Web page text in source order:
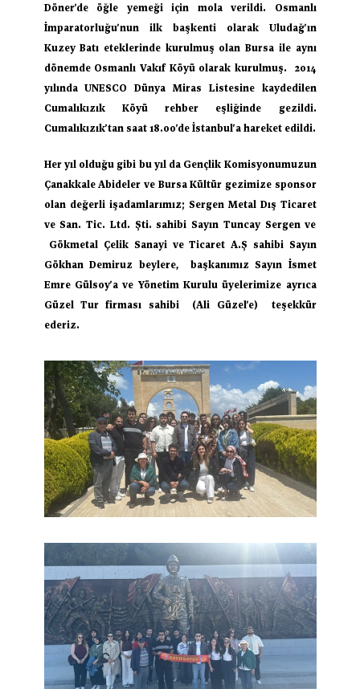
Döner’de öğle yemeği için mola verildi. Osmanlı
İmparatorluğu’nun ilk başkenti olarak Uludağ’ın
Kuzey Batı eteklerinde kurulmuş olan Bursa ile aynı
dönemde Osmanlı Vakıf Köyü olarak kurulmuş.  2014
yılında UNESCO Dünya Miras Listesine kaydedilen
Cumalıkızık Köyü rehber eşliğinde gezildi.
Cumalıkızık’tan saat 18.00’de İstanbul’a hareket edildi.
Her yıl olduğu gibi bu yıl da Gençlik Komisyonumuzun
Çanakkale Abideler ve Bursa Kültür gezimize sponsor
olan değerli işadamlarımız; Sergen Metal Dış Ticaret
ve San. Tic. Ltd. Şti. sahibi Sayın Tuncay Sergen ve
Gökmetal Çelik Sanayi ve Ticaret A.Ş sahibi Sayın
Gökhan Demiruz beylere,  başkanımız Sayın İsmet
Emre Gülsoy’a ve Yönetim Kurulu üyelerimize ayrıca
Güzel Tur firması sahibi  (Ali Güzel’e)  teşekkür
ederiz.